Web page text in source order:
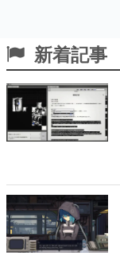
新着記事